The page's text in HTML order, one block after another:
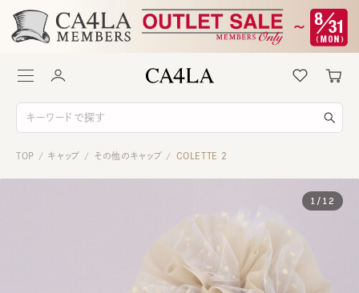
TOP / キャップ / その他のキャップ / COLETTE 2
1 / 12